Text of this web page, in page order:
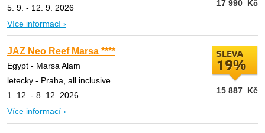
5. 9. - 12. 9. 2026
Více informací ›
17 990 Kč
JAZ Neo Reef Marsa ****
Egypt - Marsa Alam
letecky - Praha, all inclusive
1. 12. - 8. 12. 2026
Více informací ›
SLEVA
19%
15 887 Kč